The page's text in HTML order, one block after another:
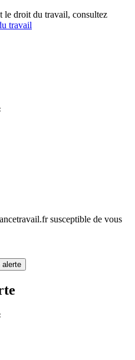
le droit du travail, consultez
travail
susceptible de vous
alerte